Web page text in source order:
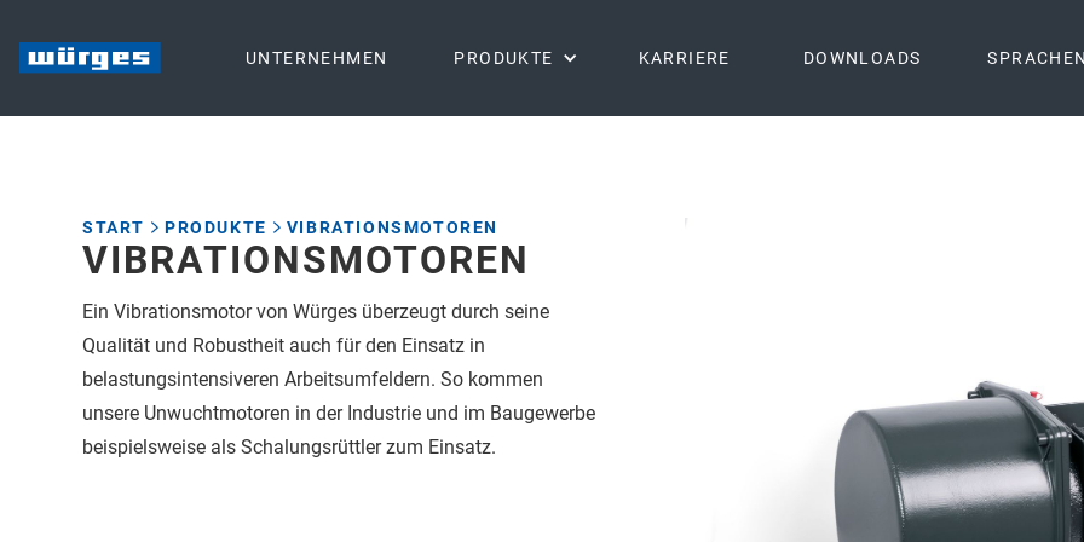
UNTERNEHMEN PRODUKTE KARRIERE DOWNLOADS
START PRODUKTE VIBRATIONSMOTOREN
VIBRATIONSMOTOREN
Ein Vibrationsmotor von Würges überzeugt durch seine
Qualität und Robustheit auch für den Einsatz in
belastungsintensiveren Arbeitsumfeldern. So kommen
unsere Unwuchtmotoren in der Industrie und im Baugewerbe
beispielsweise als Schalungsrüttler zum Einsatz.